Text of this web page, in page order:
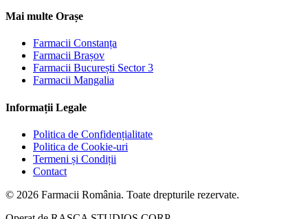
Mai multe Orașe
Farmacii Constanța
Farmacii Brașov
Farmacii București Sector 3
Farmacii Mangalia
Informații Legale
Politica de Confidențialitate
Politica de Cookie-uri
Termeni și Condiții
Contact
© 2026 Farmacii România. Toate drepturile rezervate.